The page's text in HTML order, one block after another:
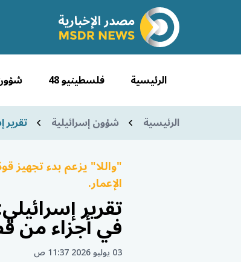
الرئيسية فلسطينيو 48
الرئيسية شؤون إسرائيلية
"واللا" يزعم بدء
الإعمار.
تقرير
في أجزاء من
03 يوليو 2026 11:37 ص